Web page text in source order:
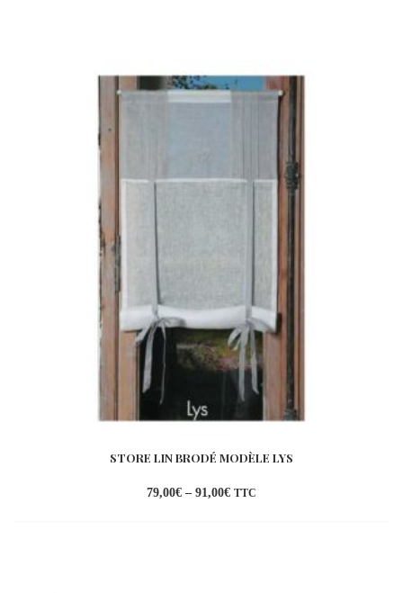
STORE LIN BRODÉ MODÈLE LYS
79,00€ – 91,00€ TTC